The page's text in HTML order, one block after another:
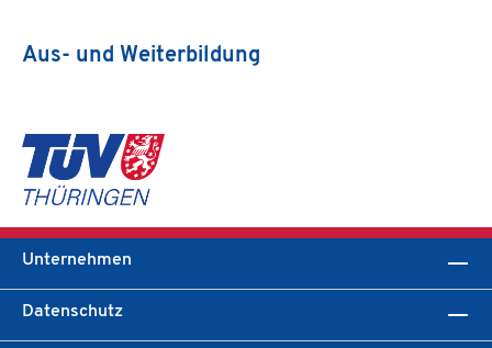
Aus- und Weiterbildung
Unternehmen
Datenschutz